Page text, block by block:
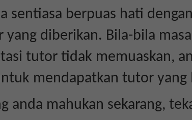
sentiasa berpuas hati
diberikan. Bila-bila
tutor tidak memuaskan,
mendapatkan tutor yang
anda mahukan sekarang,